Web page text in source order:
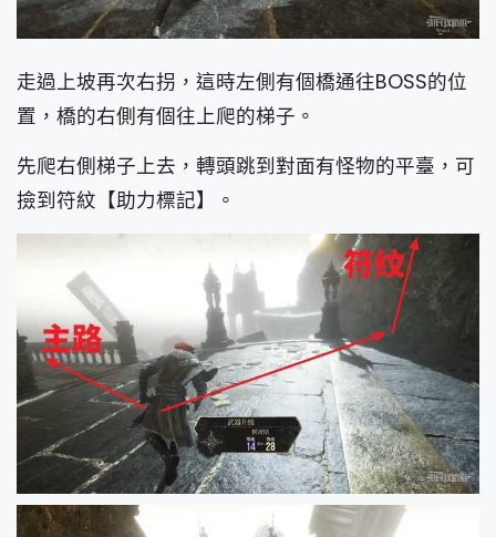
走過上坡再次右拐，這時左側有個橋通往BOSS的位
置，橋的右側有個往上爬的梯子。
先爬右側梯子上去，轉頭跳到對面有怪物的平臺，可
撿到符紋【助力標記】。